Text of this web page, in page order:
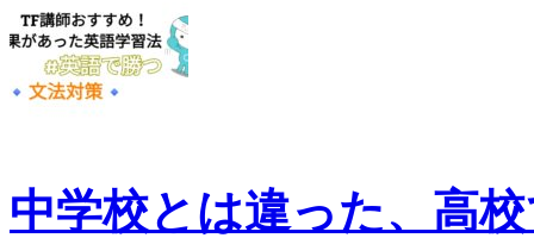
中学校とは違った、高